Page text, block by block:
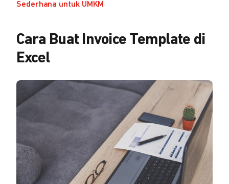
Sederhana untuk UMKM
Cara Buat Invoice Template di
Excel